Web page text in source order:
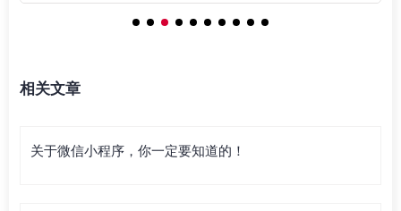
相关文章
关于微信小程序，你一定要知道的！